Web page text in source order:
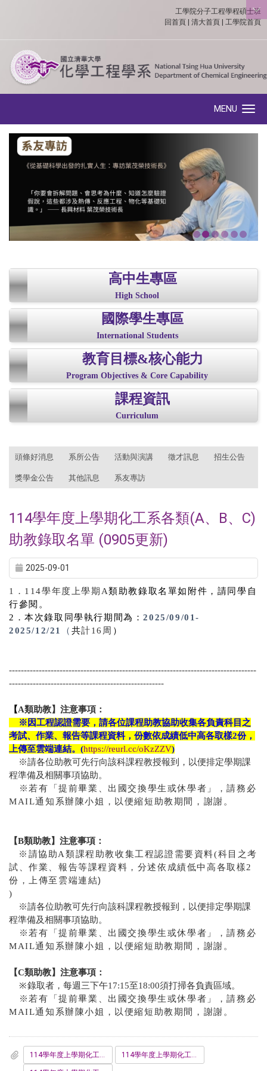
:::
工學院分子工程學程碩士班
回首頁
清大首頁 工學院首頁
MENU
高中生專區
High School
國際學生專區
International Students
教育目標&核心能力
Program Objectives & Core Capability
課程資訊
Curriculum
頭條好消息 系所公告 活動與演講 徵才訊息 招生公告
獎學金公告 其他訊息 系友專訪
114學年度上學期化工系各類(A、B、C)
助教錄取名單 (0905更新)
2025-09-01
1 ． 114學年度上學期 A類助教錄取名單如附件，請同學自
行參閱。
2 ．本次錄取同學執行期間為：2025/09/01-
2025/12/21
（ 共計16周 ）
-----------------------------------------------------------------------------------
----------------------------------------------------
【A類助教】注意事項：
※ 因工程認證需要，請各位課程助教協助收集各負責科目之
考試、作業、報告等課程資料，份數依成績低中高各取樣2份，
上傳至雲端連結。(https://reurl.cc/oKzZZV)
※請各位助教可先行向該科課程教授報到，以便排定學期課
程準備及相關事項協助。
※ 若有「提前畢業、出國交換學生或休學者」，請務必
MAIL通知系辦陳小姐，以便縮短助教期間，謝謝。
【B類助教】注意事項：
※請協助A類課程助教收集工程認證需要資料(科目之考
試、作業、報告等課程資料，分述依成績低中高各取樣2
份，
上傳至雲端連結)
)
※請各位助教可先行向該科課程教授報到，以便排定學期課
程準備及相關事項協助。
※ 若有「提前畢業、出國交換學生或休學者」，請務必
MAIL通知系辦陳小姐，以便縮短助教期間，謝謝。
【C類助教】注意事項：
※錄取者，每週三下午17:15至18:00須打掃各負責區域。
※ 若有「提前畢業、出國交換學生或休學者」，請務必
MAIL通知系辦陳小姐，以便縮短助教期間，謝謝。